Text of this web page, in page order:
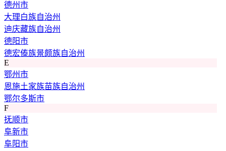
德州市
大理白族自治州
迪庆藏族自治州
德阳市
德宏傣族景颇族自治州
E
鄂州市
恩施土家族苗族自治州
鄂尔多斯市
F
抚顺市
阜新市
阜阳市